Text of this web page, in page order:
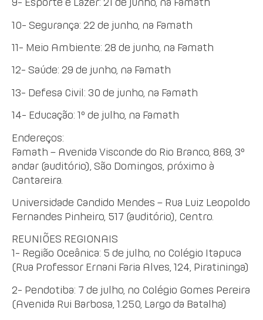
10- Segurança: 22 de junho, na Famath
11- Meio Ambiente: 28 de junho, na Famath
12- Saúde: 29 de junho, na Famath
13- Defesa Civil: 30 de junho, na Famath
14- Educação: 1º de julho, na Famath
Endereços:
Famath – Avenida Visconde do Rio Branco, 869, 3º
andar (auditório), São Domingos, próximo à
Cantareira.
Universidade Candido Mendes – Rua Luiz Leopoldo
Fernandes Pinheiro, 517 (auditório), Centro.
REUNIÕES REGIONAIS
1- Região Oceânica: 5 de julho, no Colégio Itapuca
(Rua Professor Ernani Faria Alves, 124, Piratininga)
2- Pendotiba: 7 de julho, no Colégio Gomes Pereira
(Avenida Rui Barbosa, 1.250, Largo da Batalha)